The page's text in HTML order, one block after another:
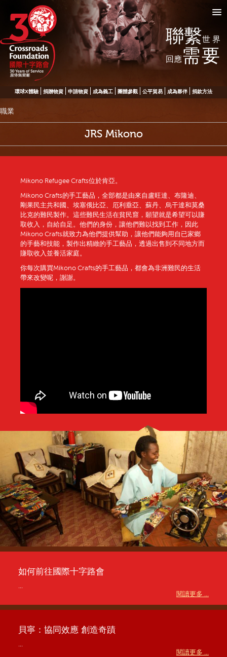
聯繫世界
回應需要
環球X體驗 捐贈物資 申請物資 成為義工 團體參觀 公平貿易 成為夥伴 捐款方法
職業
JRS Mikono
Mikono Refugee Crafts位於肯亞。
Mikono Crafts的手工藝品，全部都是由來自盧旺達、布隆迪、
剛果民主共和國、埃塞俄比亞、厄利垂亞、蘇丹、烏干達和莫桑
比克的難民製作。這些難民生活在貧民窟，願望就是希望可以賺
取收入，自給自足。他們的身份，讓他們難以找到工作，因此
Mikono Crafts就致力為他們提供幫助，讓他們能夠用自已家鄉
的手藝和技能，製作出精緻的手工藝品，透過出售到不同地方而
賺取收入並養活家庭。
你每次購買Mikono Crafts的手工藝品，都會為非洲難民的生活
帶來改變呢，謝謝。
如何前往國際十字路會
...
閱讀更多 ...
貝寧：協同效應 創造奇蹟
...
閱讀更多 ...